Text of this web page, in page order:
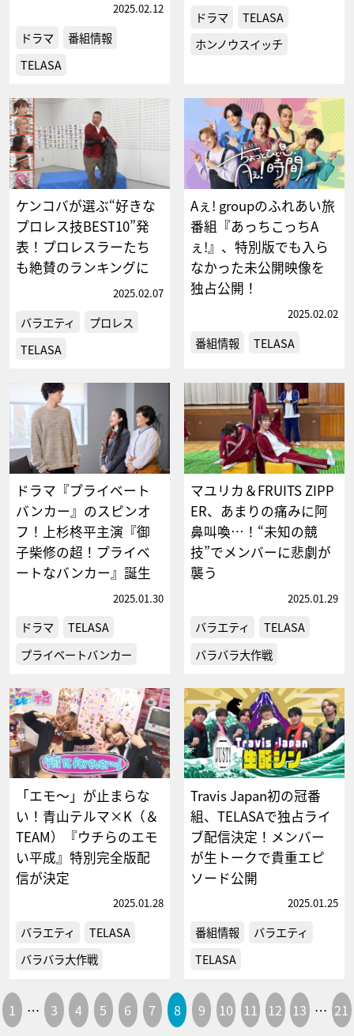
2025.02.12
ドラマ
番組情報
TELASA
ドラマ
TELASA
ホンノウスイッチ
ケンコバが選ぶ“好きな
プロレス技BEST10”発
表！プロレスラーたち
も絶賛のランキングに
2025.02.07
バラエティ
プロレス
TELASA
Aぇ! groupのふれあい旅
番組『あっちこっちA
ぇ!』、特別版でも入ら
なかった未公開映像を
独占公開！
2025.02.02
番組情報 TELASA
ドラマ『プライベート
バンカー』のスピンオ
フ！上杉柊平主演『御
子柴修の超！プライベ
ートなバンカー』誕生
2025.01.30
ドラマ
TELASA
プライベートバンカー
マユリカ＆FRUITS ZIPP
ER、あまりの痛みに阿
鼻叫喚…！“未知の競
技”でメンバーに悲劇が
襲う
2025.01.29
バラエティ
TELASA
バラバラ大作戦
「エモ～」が止まらな
い！青山テルマ×K（＆
TEAM）『ウチらのエモ
い平成』特別完全版配
信が決定
2025.01.28
バラエティ
TELASA
バラバラ大作戦
Travis Japan初の冠番
組、TELASAで独占ライ
ブ配信決定！メンバー
が生トークで貴重エピ
ソード公開
2025.01.25
番組情報
バラエティ
TELASA
1 … 3 4 5 6 7 8 9 10 11 12 13 … 21